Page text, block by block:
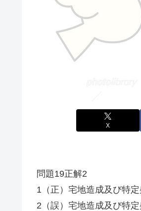
X
問題19正解2
1（正）宅地造成及び特
2（誤）宅地造成及び特